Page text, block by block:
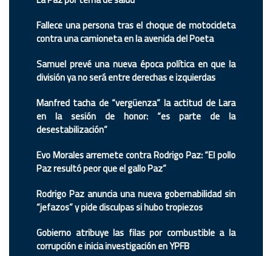
Fallece una persona tras el choque de motocicleta
contra una camioneta en la avenida del Poeta
Samuel prevé una nueva época política en que la
división ya no será entre derechas e izquierdas
Manfred tacha de “vergüenza” la actitud de Lara
en la sesión de honor: “es parte de la
desestabilización”
Evo Morales arremete contra Rodrigo Paz: “El pollo
Paz resultó peor que el gallo Paz”
Rodrigo Paz anuncia una nueva gobernabilidad sin
“jefazos” y pide disculpas si hubo tropiezos
Gobierno atribuye las filas por combustible a la
corrupción e inicia investigación en YPFB